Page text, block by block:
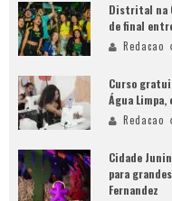
Distrital na
de final
Redacao
Curso
Água Limpa,
Redacao
Cidade
para
Fernandez